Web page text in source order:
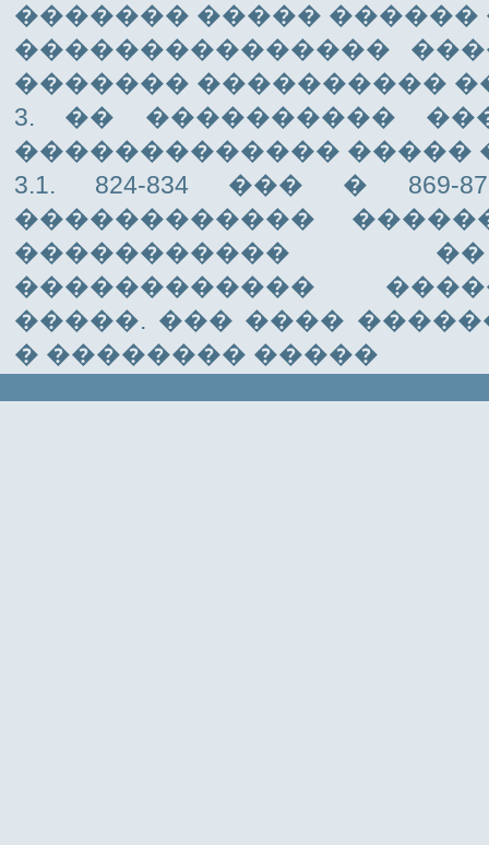
������� ����� ������
���������������
������� ����������
3. �� ����������
������������� �����
3.1. 824-834 ��� �
������������
�����������
������������
�����. ��� ����
� �������� �����